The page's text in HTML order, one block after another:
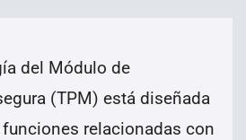
del Módulo de
(TPM) está diseñada
relacionadas con